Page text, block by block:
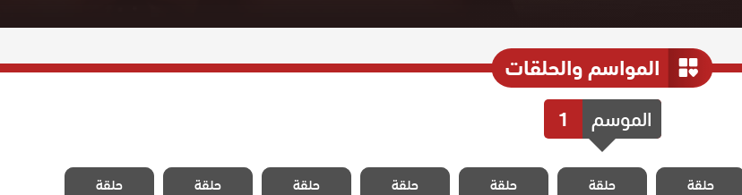
المواسم والحلقات
الموسم 1
مسلسل الزوجة
الاخري الحلقة
حلقة
مسلسل الزوجة
الاخري الحلقة
حلقة
مسلسل الزوجة
الاخري الحلقة
حلقة
مسلسل الزوجة
الاخري الحلقة
حلقة
مسلسل الزوجة
الاخري الحلقة
حلقة
مسلسل الزوجة
الاخري الحلقة
حلقة
مسلسل الزوجة
الاخري الحلقة
حلقة